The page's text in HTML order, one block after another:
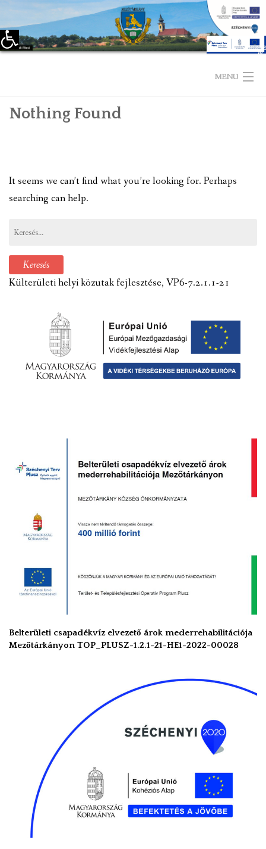
Eszköztár megnyitása
MENU
KEZDŐLAP
KAPCSOLAT
ÖNKORMÁNYZAT
KÉPVISELŐ-TESTÜLET
VÁLASZTÁSI INFORMÁCIÓK
NEMZETISÉGI ÖNKORMÁNYZAT
TÁRSULÁS
PÁLYÁZATOK
Nothing Found
It seems we can’t find what you’re looking for. Perhaps
searching can help.
Külterületi helyi közutak fejlesztése, VP6-7.2.1.1-21
Belterületi csapadékvíz elvezető árok mederrehabilitációja
Mezőtárkányon TOP_PLUSZ-1.2.1-21-HE1-2022-00028